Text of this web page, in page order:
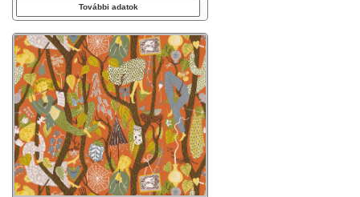
További adatok